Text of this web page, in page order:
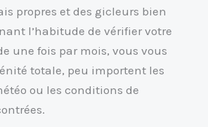
propres et des gicleurs bien
l’habitude de vérifier votre
une fois par mois, vous vous
totale, peu importent les
ou les conditions de